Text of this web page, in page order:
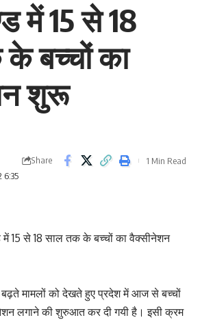
में 15 से 18
बच्चों का
शुरू
6:35
Share 1 Min Read
में 15 से 18 साल तक के बच्चों का वैक्सीनेशन
बढ़ते मामलों को देखते हुए प्रदेश में आज से बच्चों
लगाने की शुरुआत कर दी गयी है। इसी क्रम